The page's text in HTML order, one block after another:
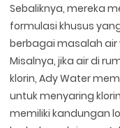
Sebaliknya, mereka
formulasi khusus
berbagai masalah
Misalnya, jika air di
klorin, Ady Water
untuk menyaring
memiliki kandungan